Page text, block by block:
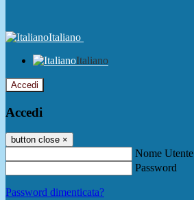
Italiano
Italiano
Accedi
Accedi
button close ×
Nome Utente
Password
Password dimenticata?